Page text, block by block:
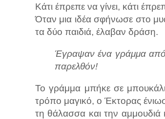
Κάτι έπρεπε να γίνει, κάτι
Όταν μια ιδέα σφήνωσε στο
τα δύο παιδιά, έλαβαν δράση.
Έγραψαν ένα γράμμα από
παρελθόν!
Το γράμμα μπήκε σε
τρόπο μαγικό, ο Έκτορας
τη θάλασσα και την αμμουδιά